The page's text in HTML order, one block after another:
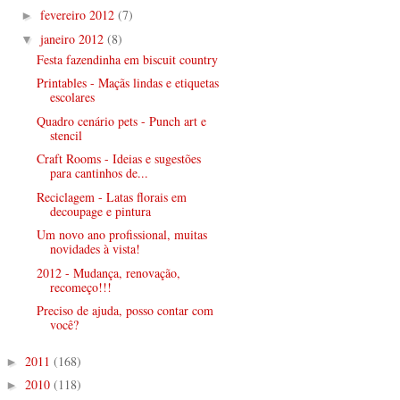
► fevereiro 2012 (7)
▼ janeiro 2012 (8)
Festa fazendinha em biscuit country
Printables - Maçãs lindas e etiquetas
escolares
Quadro cenário pets - Punch art e
stencil
Craft Rooms - Ideias e sugestões
para cantinhos de...
Reciclagem - Latas florais em
decoupage e pintura
Um novo ano profissional, muitas
novidades à vista!
2012 - Mudança, renovação,
recomeço!!!
Preciso de ajuda, posso contar com
você?
► 2011 (168)
► 2010 (118)